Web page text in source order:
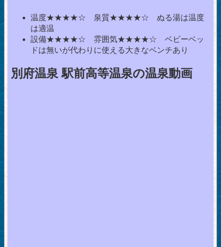
温度★★★★☆ 泉質★★★★☆ ぬる湯は温度
は適温
設備★★★★☆ 雰囲気★★★★☆ ベビーベッ
ドは無いが代わりに使える大きなベンチあり
別府温泉 駅前高等温泉の温泉動画